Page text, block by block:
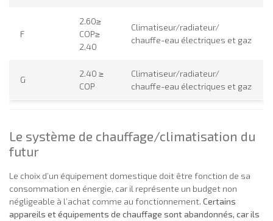
F
2.60≥
COP≥
2.40
Climatiseur/radiateur/
chauffe-eau électriques et gaz
G
2.40 ≥
COP
Climatiseur/radiateur/
chauffe-eau électriques et gaz
Le système de chauffage/climatisation du
futur
Le choix d’un équipement domestique doit être fonction de sa
consommation en énergie, car il représente un budget non
négligeable à l’achat comme au fonctionnement. Certains
appareils et équipements de chauffage sont abandonnés, car ils